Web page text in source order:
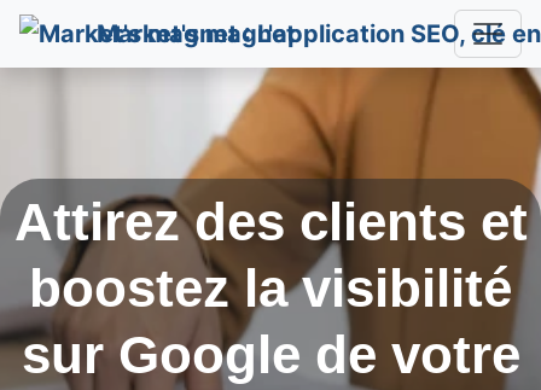
Market's magnet
Attirez des clients et
boostez la visibilité
sur Google de votre